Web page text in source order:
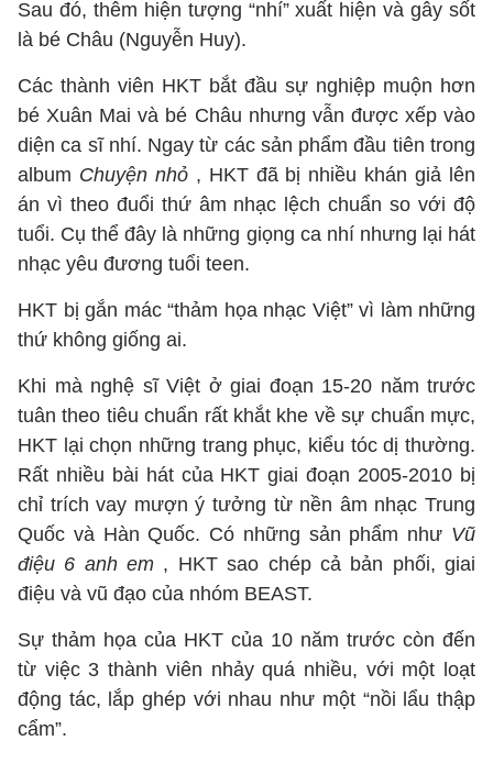
Sau đó, thêm hiện tượng “nhí” xuất hiện và gây sốt
là bé Châu (Nguyễn Huy).
Các thành viên HKT bắt đầu sự nghiệp muộn hơn
bé Xuân Mai và bé Châu nhưng vẫn được xếp vào
diện ca sĩ nhí. Ngay từ các sản phẩm đầu tiên trong
album Chuyện nhỏ , HKT đã bị nhiều khán giả lên
án vì theo đuổi thứ âm nhạc lệch chuẩn so với độ
tuổi. Cụ thể đây là những giọng ca nhí nhưng lại hát
nhạc yêu đương tuổi teen.
HKT bị gắn mác “thảm họa nhạc Việt” vì làm những
thứ không giống ai.
Khi mà nghệ sĩ Việt ở giai đoạn 15-20 năm trước
tuân theo tiêu chuẩn rất khắt khe về sự chuẩn mực,
HKT lại chọn những trang phục, kiểu tóc dị thường.
Rất nhiều bài hát của HKT giai đoạn 2005-2010 bị
chỉ trích vay mượn ý tưởng từ nền âm nhạc Trung
Quốc và Hàn Quốc. Có những sản phẩm như Vũ
điệu 6 anh em , HKT sao chép cả bản phối, giai
điệu và vũ đạo của nhóm BEAST.
Sự thảm họa của HKT của 10 năm trước còn đến
từ việc 3 thành viên nhảy quá nhiều, với một loạt
động tác, lắp ghép với nhau như một “nồi lẩu thập
cẩm”.